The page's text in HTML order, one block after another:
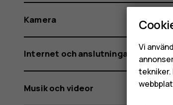
Kamera
Internet och anslutningar
Musik och videor
Vi
tekniker.